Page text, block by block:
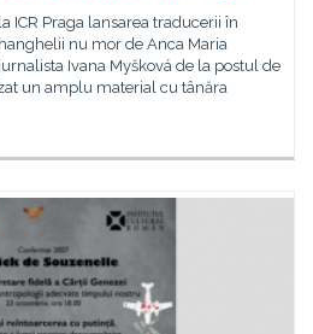
ICR Praga lansarea traducerii în
nu mor de Anca Maria
Ivana Myšková de la postul de
un amplu material cu tânăra